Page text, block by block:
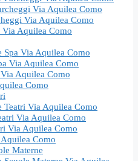
Via Aquilea Como
Via Aquilea Como
Aquilea Como
Spa Via Aquilea Como
Via Aquilea Como
Aquilea Como
Como
Teatri Via Aquilea Como
Via Aquilea Como
Via Aquilea Como
Como
Materne